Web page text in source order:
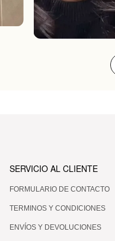
SERVICIO AL CLIENTE
FORMULARIO DE CONTACTO
TERMINOS Y CONDICIONES
ENVÍOS Y DEVOLUCIONES